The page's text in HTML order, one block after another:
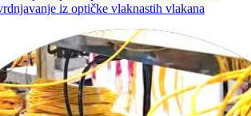
iz optičke vlaknastih vlakana